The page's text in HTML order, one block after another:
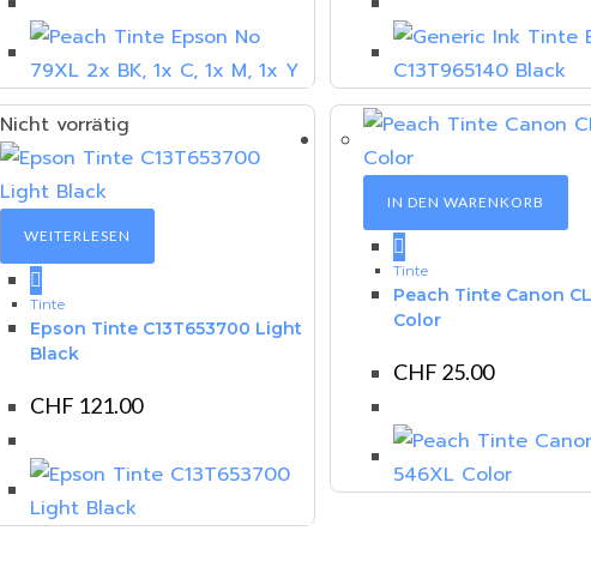
Nicht vorrätig
WEITERLESEN
Tinte
Epson Tinte C13T653700 Light
Black
CHF 121.00
IN DEN WARENKORB
Tinte
Peach Tinte Canon
Color
CHF 25.00